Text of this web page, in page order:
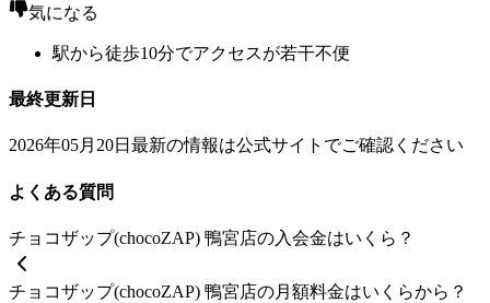
気になる
駅から徒歩10分でアクセスが若干不便
最終更新日
2026年05月20日 最新の情報は公式サイトでご確認ください
よくある質問
チョコザップ(chocoZAP) 鴨宮店の入会金はいくら？
チョコザップ(chocoZAP) 鴨宮店の月額料金はいくらから？